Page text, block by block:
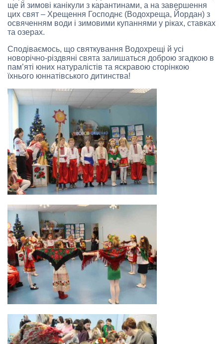
ще й зимові канікули з карантинами, а на завершення
цих свят – Хрещення Господнє (Водохреща, Йордан) з
освяченням води і зимовими купаннями у ріках, ставках
та озерах.
Сподіваємось, що святкування Водохрещі й усі
новорічно-різдвяні свята залишаться доброю згадкою в
пам’яті юних натуралістів та яскравою сторінкою
їхнього юннатівського дитинства!